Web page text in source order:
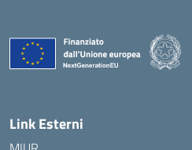
Link Esterni